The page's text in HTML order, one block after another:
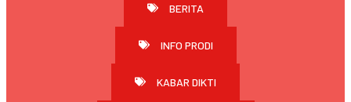
BERITA
INFO PRODI
KABAR DIKTI